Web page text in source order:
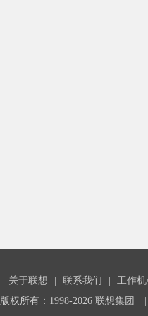
关于联想 联系我们 工作机
版权所有：1998-2026 联想集团